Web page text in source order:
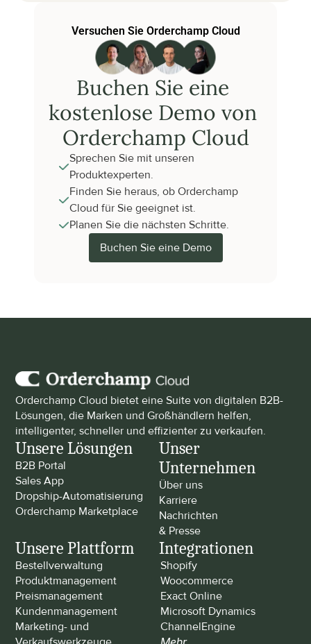
Versuchen Sie Orderchamp Cloud
Buchen Sie eine
kostenlose Demo von
Orderchamp Cloud
Sprechen Sie mit unseren
Produktexperten.
Finden Sie heraus, ob Orderchamp
Cloud für Sie geeignet ist.
Planen Sie die nächsten Schritte.
Buchen Sie eine Demo
Orderchamp Cloud bietet eine Suite von digitalen B2B-
Lösungen, die Marken und Großhändlern helfen,
intelligenter, schneller und effizienter zu verkaufen.
Unsere Lösungen
B2B Portal
Sales App
Dropship-Automatisierung
Orderchamp Marketplace
Unser
Unternehmen
Über uns
Karriere
Nachrichten
& Presse
Unsere Plattform
Bestellverwaltung
Produktmanagement
Preismanagement
Kundenmanagement
Marketing- und
Integrationen
Shopify
Woocommerce
Exact Online
Microsoft Dynamics
ChannelEngine